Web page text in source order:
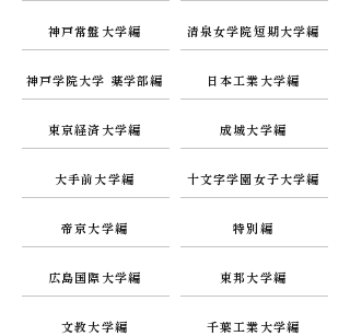
神戸常盤大学編
神戸学院大学 薬学部編
東京経済大学編
大手前大学編
帝京大学編
広島国際大学編
文教大学編
清泉女学院短期大学編
日本工業大学編
成城大学編
十文字学園女子大学編
特別編
東邦大学編
千葉工業大学編